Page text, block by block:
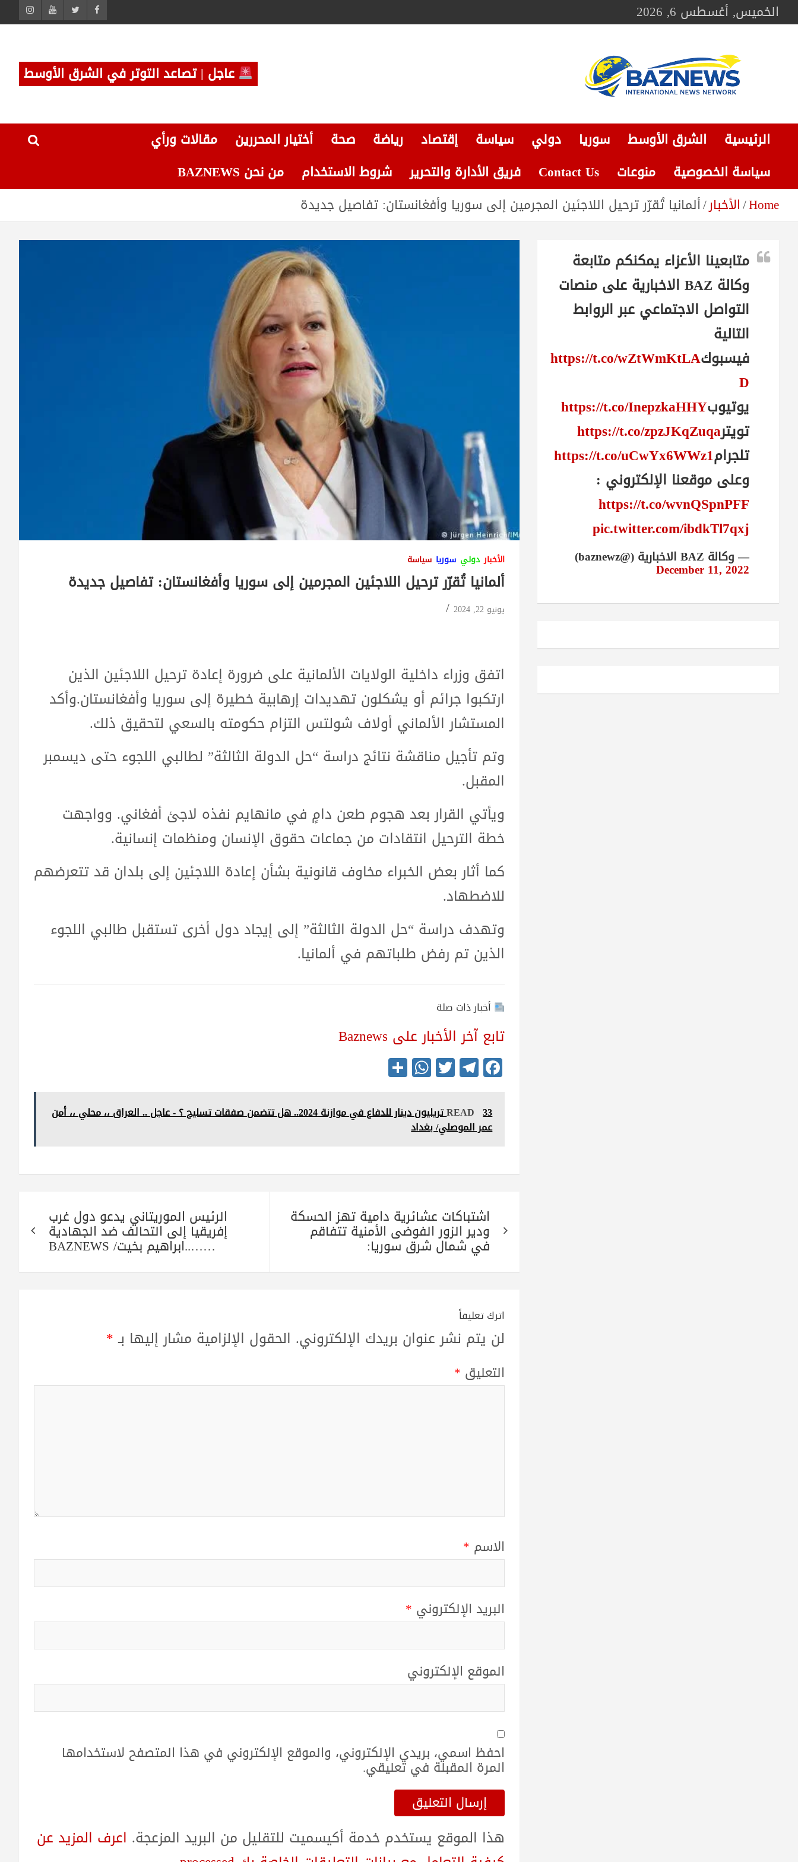
Skip
to الخميس, أغسطس 6, 2026
شبكة باز الإخبارية
عاجل | تصاعد التوتر في الشرق الأوسط
الرئيسية الشرق الأوسط سوريا دولي سياسة إقتصاد رياضة صحة أختيار المحررين
مقالات ورأي
سياسة الخصوصية
منوعات Contact Us فريق الأدارة والتحرير شروط الاستخدام
من نحن BAZNEWS
Home الأخبار ألمانيا تُقرّر ترحيل اللاجئين المجرمين إلى سوريا وأفغانستان: تفاصيل جديدة
الأخبار دولي سوريا سياسة
ألمانيا تُقرّر ترحيل اللاجئين المجرمين إلى سوريا وأفغانستان: تفاصيل جديدة
يونيو 22, 2024
اتفق وزراء داخلية الولايات الألمانية على ضرورة إعادة ترحيل اللاجئين الذين
ارتكبوا جرائم أو يشكلون تهديدات إرهابية خطيرة إلى سوريا وأفغانستان.وأكد
المستشار الألماني أولاف شولتس التزام حكومته بالسعي لتحقيق ذلك.
وتم تأجيل مناقشة نتائج دراسة “حل الدولة الثالثة” لطالبي اللجوء حتى ديسمبر
المقبل.
ويأتي القرار بعد هجوم طعن دامٍ في مانهايم نفذه لاجئ أفغاني. وواجهت
خطة الترحيل انتقادات من جماعات حقوق الإنسان ومنظمات إنسانية.
كما أثار بعض الخبراء مخاوف قانونية بشأن إعادة اللاجئين إلى بلدان قد تتعرضهم
للاضطهاد.
وتهدف دراسة “حل الدولة الثالثة” إلى إيجاد دول أخرى تستقبل طالبي اللجوء
الذين تم رفض طلباتهم في ألمانيا.
أخبار ذات صلة
تابع آخر الأخبار على Baznews
Fa
ce
bo
ok
Te
le
gr
a
m
T
wi
tte
r
W
ha
ts
A
pp
S
ha
re READ
33 تريليون دينار للدفاع في موازنة 2024.. هل تتضمن صفقات تسليح ؟ - عاجل .. العراق ،، محلي ،، أمن
عمر الموصلي/ بغداد
المقالاتاشتباكات عشائرية دامية تهز الحسكة
ودير الزور الفوضى الأمنية تتفاقم
في شمال شرق سوريا:
الرئيس الموريتاني يدعو دول غرب
إفريقيا إلى التحالف ضد الجهادية
……..ابراهيم بخيت/ BAZNEWS
اترك تعليقاً
لن يتم نشر عنوان بريدك الإلكتروني. الحقول الإلزامية مشار إليها بـ*
التعليق *
الاسم *
البريد الإلكتروني *
الموقع الإلكتروني
احفظ اسمي، بريدي الإلكتروني، والموقع الإلكتروني في هذا المتصفح لاستخدامها
المرة المقبلة في تعليقي.
هذا الموقع يستخدم خدمة أكيسميت للتقليل من البريد المزعجة. اعرف المزيد عن
متابعينا الأعزاء يمكنكم متابعة
وكالة BAZ الاخبارية على منصات
التواصل الاجتماعي عبر الروابط
التالية
فيسبوكhttps://t.co/wZtWmKtLA
D
يوتيوبhttps://t.co/InepzkaHHY
تويترhttps://t.co/zpzJKqZuqa
تلجرامhttps://t.co/uCwYx6WWz1
وعلى موقعنا الإلكتروني :
https://t.co/wvnQSpnPFF
pic.twitter.com/ibdkTl7qxj
— وكالة BAZ الاخبارية (@baznewz)
December 11, 2022